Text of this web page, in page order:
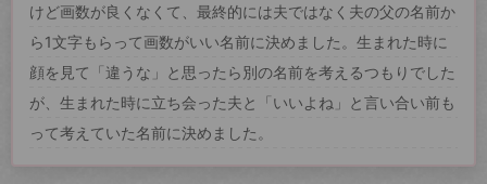
けど画数が良くなくて、最終的には夫ではなく夫の父の名前か
ら1文字もらって画数がいい名前に決めました。生まれた時に
顔を見て「違うな」と思ったら別の名前を考えるつもりでした
が、生まれた時に立ち会った夫と「いいよね」と言い合い前も
って考えていた名前に決めました。